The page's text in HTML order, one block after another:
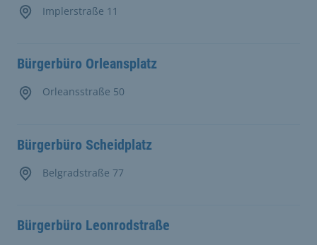
Implerstraße 11
Bürgerbüro Orleansplatz
Orleansstraße 50
Bürgerbüro Scheidplatz
Belgradstraße 77
Bürgerbüro Leonrodstraße